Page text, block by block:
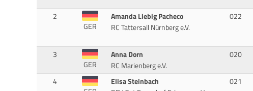
2
GER
Amanda Liebig Pacheco
RC Tattersall Nürnberg e.V.
022
3
GER
Anna Dorn
RC Marienberg e.V.
020
4
Elisa Steinbach
021